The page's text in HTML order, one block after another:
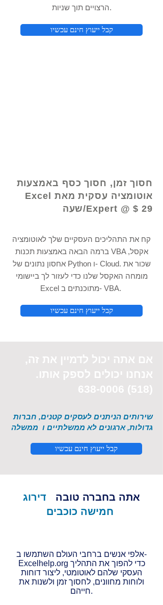
הרצויים תוך שניות.
קבל ייעוץ חינם עכשיו
חסוך זמן, חסוך כסף באמצעות
אוטומציה עסקית מאת Excel
Expert @ $ 29/שעה
קח את התהליכים העסקיים שלך לאוטומציה
ברמה הבאה באמצעות תכנות VBA אקסל,
אחסון נתונים של Python ו- Cloud. שכור את
מומחה האקסל שלנו כדי לעזור לך ביישומי
Excel מתוכנתים ב- VBA.
קבל ייעוץ חינם עכשיו
אם אתה יכול לדמיין את זה,
אנחנו יכולים לספק אותו.
(518) 638-0006
שירותים הניתנים לעסקים קטנים, חברות
גדולות, ארגונים לא ממשלתיים ו ממשלה
קבל ייעוץ חינם עכשיו
אתה בחברה טובה
דירוג
חמישה כוכבים
אלפי אנשים ברחבי העולם השתמשו ב-
Excelhelp.org כדי להפוך את התהליך
העסקי שלהם לאוטומטי, ליצור דוחות
ולוחות מחוונים, לחסוך זמן ולשנות את
חייהם.